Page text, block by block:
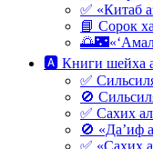
✅ «Китаб
📘 Сорок
🅰 Книги шейха
✅
🚫
✅ Сахих
🚫 «Да’иф
✅ «Сахих